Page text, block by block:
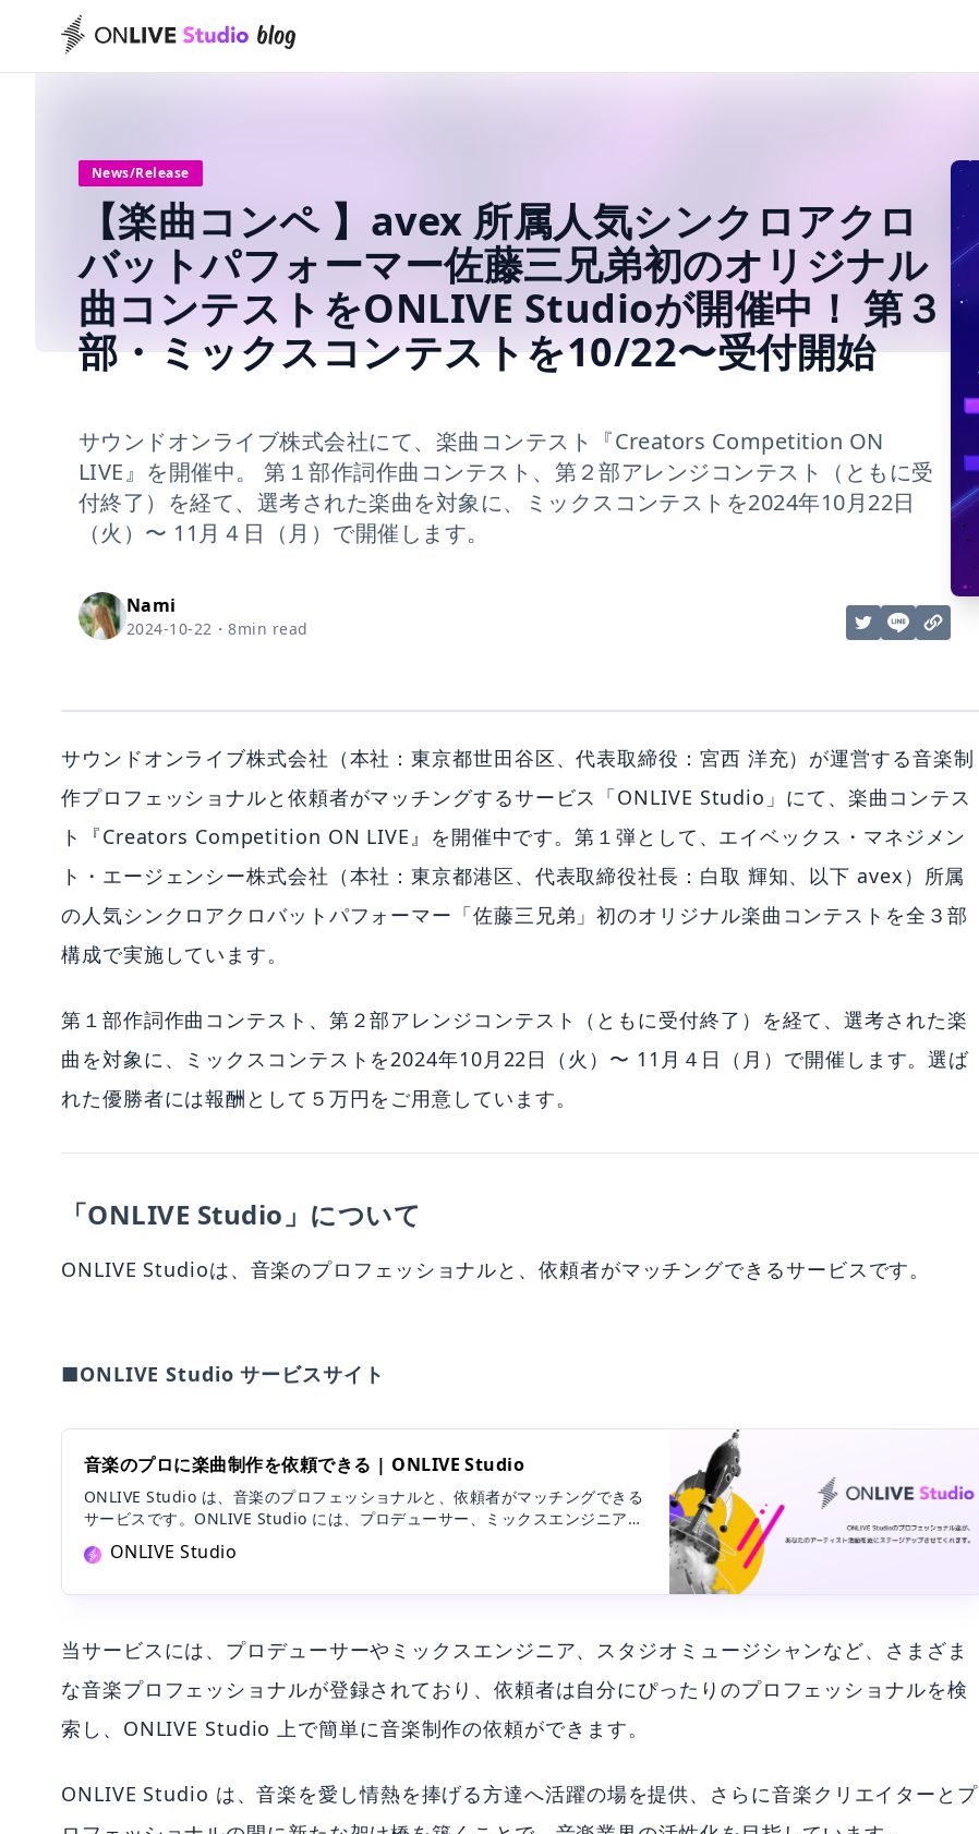
News/Release
【楽曲コンペ 】avex 所属人気シンクロアクロ
バットパフォーマー佐藤三兄弟初のオリジナル
曲コンテストをONLIVE Studioが開催中！ 第３
部・ミックスコンテストを10/22〜受付開始
サウンドオンライブ株式会社にて、楽曲コンテスト『Creators Competition ON
LIVE』を開催中。 第１部作詞作曲コンテスト、第２部アレンジコンテスト（ともに受
付終了）を経て、選考された楽曲を対象に、ミックスコンテストを2024年10月22日
（火）〜 11月４日（月）で開催します。
Nami
2024-10-22 ・8min read
サウンドオンライブ株式会社（本社：東京都世田谷区、代表取締役：宮西 洋充）が運営する音楽制
作プロフェッショナルと依頼者がマッチングするサービス「ONLIVE Studio」にて、楽曲コンテス
ト『Creators Competition ON LIVE』を開催中です。第１弾として、エイベックス・マネジメン
ト・エージェンシー株式会社（本社：東京都港区、代表取締役社長：白取 輝知、以下 avex）所属
の人気シンクロアクロバットパフォーマー「佐藤三兄弟」初のオリジナル楽曲コンテストを全３部
構成で実施しています。
第１部作詞作曲コンテスト、第２部アレンジコンテスト（ともに受付終了）を経て、選考された楽
曲を対象に、ミックスコンテストを2024年10月22日（火）〜 11月４日（月）で開催します。選ば
れた優勝者には報酬として５万円をご用意しています。
「ONLIVE Studio」について
ONLIVE Studioは、音楽のプロフェッショナルと、依頼者がマッチングできるサービスです。
■ONLIVE Studio サービスサイト
音楽のプロに楽曲制作を依頼できる | ONLIVE Studio
ONLIVE Studio は、音楽のプロフェッショナルと、依頼者がマッチングできる
サービスです。ONLIVE Studio には、プロデューサー、ミックスエンジニア、
スタジオミュージシャンをはじめとした、業界の第一線で活躍している様々な
音楽のプロフェッショナルが登録されています。依頼者は自分に合ったプロフ
ONLIVE Studio
当サービスには、プロデューサーやミックスエンジニア、スタジオミュージシャンなど、さまざま
な音楽プロフェッショナルが登録されており、依頼者は自分にぴったりのプロフェッショナルを検
索し、ONLIVE Studio 上で簡単に音楽制作の依頼ができます。
ONLIVE Studio は、音楽を愛し情熱を捧げる方達へ活躍の場を提供、さらに音楽クリエイターとプ